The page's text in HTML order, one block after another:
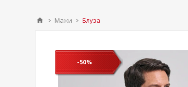
Мажи Блуза
-50%